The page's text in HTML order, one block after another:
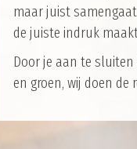
maar juist
de juiste indruk
Door je aan te
en groen, wij doen de